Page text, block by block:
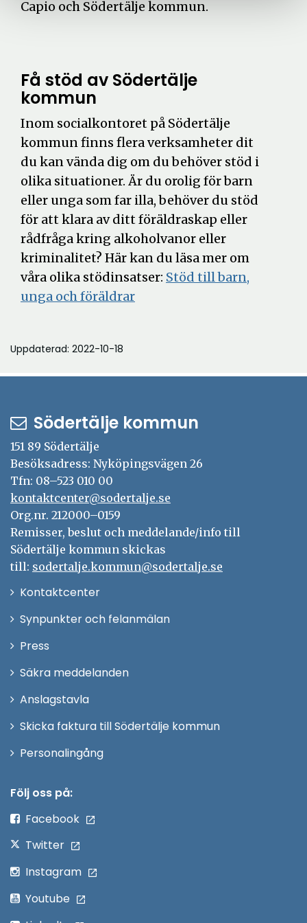
Capio och Södertälje kommun.
Få stöd av Södertälje
kommun
Inom socialkontoret på Södertälje
kommun finns flera verksamheter dit
du kan vända dig om du behöver stöd i
olika situationer. Är du orolig för barn
eller unga som far illa, behöver du stöd
för att klara av ditt föräldraskap eller
rådfråga kring alkoholvanor eller
kriminalitet? Här kan du läsa mer om
våra olika stödinsatser: Stöd till barn,
unga och föräldrar
Uppdaterad: 2022-10-18
Södertälje kommun
151 89 Södertälje
Besöksadress: Nyköpingsvägen 26
Tfn: 08–523 010 00
kontaktcenter@sodertalje.se
Org.nr. 212000–0159
Remisser, beslut och meddelande/info till
Södertälje kommun skickas
till: sodertalje.kommun@sodertalje.se
KontaktcenterÖppna
Synpunkter och felanmälan
Press
fönster
Säkra meddelanden
Anslagstavla
Skicka faktura till Södertälje kommun
PersonalingångÖppna
Följ oss på:
Facebook
Twitter
Instagram
Youtube